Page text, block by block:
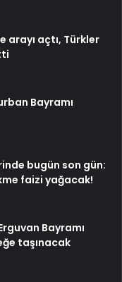
arayı açtı, Türkler
Bayramı
bugün son gün:
faizi yağacak!
Bayramı
taşınacak